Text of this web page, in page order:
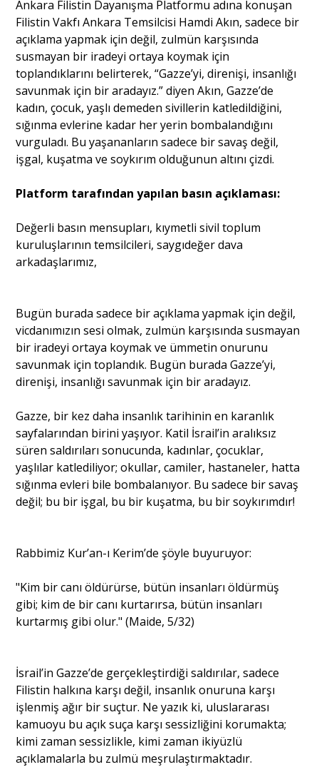
Ankara Filistin Dayanışma Platformu adına konuşan
Filistin Vakfı Ankara Temsilcisi Hamdi Akın, sadece bir
açıklama yapmak için değil, zulmün karşısında
susmayan bir iradeyi ortaya koymak için
toplandıklarını belirterek, “Gazze’yi, direnişi, insanlığı
savunmak için bir aradayız.” diyen Akın, Gazze’de
kadın, çocuk, yaşlı demeden sivillerin katledildiğini,
sığınma evlerine kadar her yerin bombalandığını
vurguladı. Bu yaşananların sadece bir savaş değil,
işgal, kuşatma ve soykırım olduğunun altını çizdi.
Platform tarafından yapılan basın açıklaması:
Değerli basın mensupları, kıymetli sivil toplum
kuruluşlarının temsilcileri, saygıdeğer dava
arkadaşlarımız,
Bugün burada sadece bir açıklama yapmak için değil,
vicdanımızın sesi olmak, zulmün karşısında susmayan
bir iradeyi ortaya koymak ve ümmetin onurunu
savunmak için toplandık. Bugün burada Gazze’yi,
direnişi, insanlığı savunmak için bir aradayız.
Gazze, bir kez daha insanlık tarihinin en karanlık
sayfalarından birini yaşıyor. Katil İsrail’in aralıksız
süren saldırıları sonucunda, kadınlar, çocuklar,
yaşlılar katlediliyor; okullar, camiler, hastaneler, hatta
sığınma evleri bile bombalanıyor. Bu sadece bir savaş
değil; bu bir işgal, bu bir kuşatma, bu bir soykırımdır!
Rabbimiz Kur’an-ı Kerim’de şöyle buyuruyor:
"Kim bir canı öldürürse, bütün insanları öldürmüş
gibi; kim de bir canı kurtarırsa, bütün insanları
kurtarmış gibi olur." (Maide, 5/32)
İsrail’in Gazze’de gerçekleştirdiği saldırılar, sadece
Filistin halkına karşı değil, insanlık onuruna karşı
işlenmiş ağır bir suçtur. Ne yazık ki, uluslararası
kamuoyu bu açık suça karşı sessizliğini korumakta;
kimi zaman sessizlikle, kimi zaman ikiyüzlü
açıklamalarla bu zulmü meşrulaştırmaktadır.